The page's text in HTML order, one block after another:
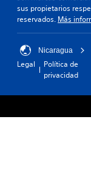
sus propietarios
reservados. Más
Nicaragua
Legal
Política de
privacidad